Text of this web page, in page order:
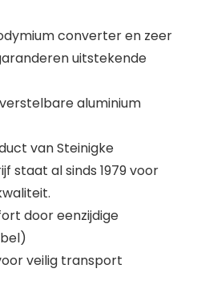
converter en zeer
uitstekende
aluminium
van Steinigke
staat al sinds 1979 voor
door eenzijdige
veilig transport